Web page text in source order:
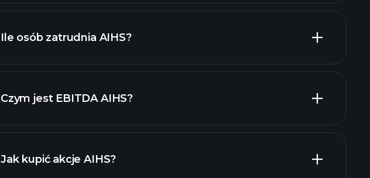
raporty finansowe AIHS
Ile osób zatrudnia AIHS?
Czym jest EBITDA AIHS?
Jak kupić akcje AIHS?